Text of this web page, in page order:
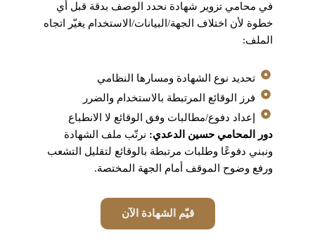
في محامي تزوير شهادة نحدد الوصف بدقة قبل أي
خطوة لأن اختلاف الجهة/البيانات/الاستخدام يغيّر اتجاه
الملف:
تحديد نوع الشهادة ومسارها النظامي
فرز الوقائع المرتبطة بالاستخدام والضرر
إعداد دفوع/مطالبات وفق الوقائع لا الانطباع
دور المحامي حسين الدعدي: نرتّب ملف الشهادة
ونبني دفوعًا وطلبات مرتبطة بالوقائع لتقليل التشعب
ورفع وضوح الموقف أمام الجهة المختصة.
قيّم الشهادة الآن